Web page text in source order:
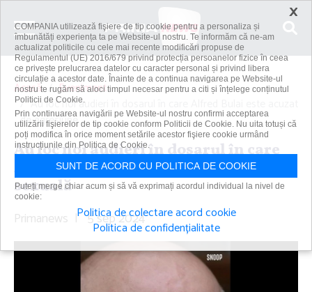
Acasă
Eveniment
Au loc noi audieri în dosarul în care Alfred Bulai este acuzat
de agresiune...
Au loc noi audieri în dosarul în care
Alfred Bulai este acuzat de agresiune
sexuală
Primanews | 5 sep 2024
×
COMPANIA utilizează fişiere de tip cookie pentru a personaliza și
îmbunătăți experiența ta pe Website-ul nostru. Te informăm că ne-am
actualizat politicile cu cele mai recente modificări propuse de
Regulamentul (UE) 2016/679 privind protecția persoanelor fizice în ceea
ce privește prelucrarea datelor cu caracter personal și privind libera
circulație a acestor date. Înainte de a continua navigarea pe Website-ul
nostru te rugăm să aloci timpul necesar pentru a citi și înțelege conținutul
Politicii de Cookie.
Prin continuarea navigării pe Website-ul nostru confirmi acceptarea
utilizării fişierelor de tip cookie conform Politicii de Cookie. Nu uita totuși că
poți modifica în orice moment setările acestor fişiere cookie urmând
instrucțiunile din Politica de Cookie.
SUNT DE ACORD CU POLITICA DE COOKIE
Puteți merge chiar acum și să vă exprimați acordul individual la nivel de
cookie:
Politica de colectare acord cookie
Politica de confidențialitate